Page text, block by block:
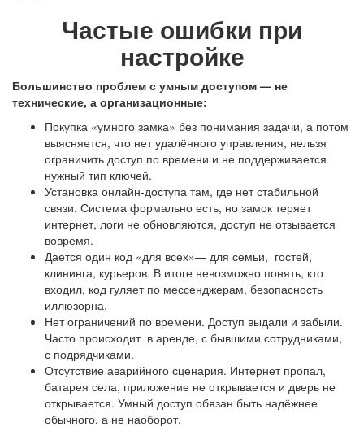
Частые ошибки при
настройке
Большинство проблем с умным доступом — не
технические, а организационные:
Покупка «умного замка» без понимания задачи, а потом
выясняется, что нет удалённого управления, нельзя
ограничить доступ по времени и не поддерживается
нужный тип ключей.
Установка онлайн-доступа там, где нет стабильной
связи. Система формально есть, но замок теряет
интернет, логи не обновляются, доступ не отзывается
вовремя.
Дается один код «для всех»— для семьи, гостей,
клининга, курьеров. В итоге невозможно понять, кто
входил, код гуляет по мессенджерам, безопасность
иллюзорна.
Нет ограничений по времени. Доступ выдали и забыли.
Часто происходит в аренде, с бывшими сотрудниками,
с подрядчиками.
Отсутствие аварийного сценария. Интернет пропал,
батарея села, приложение не открывается и дверь не
открывается. Умный доступ обязан быть надёжнее
обычного, а не наоборот.